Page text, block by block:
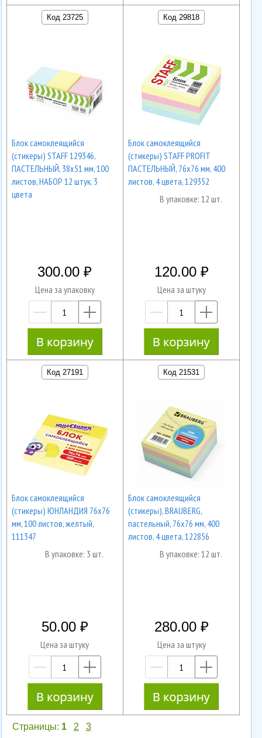
Код 23725
Блок самоклеящийся
(стикеры) STAFF 129346,
ПАСТЕЛЬНЫЙ, 38х51 мм, 100
листов, НАБОР 12 штук, 3
цвета
300.00
Цена за упаковку
—
Код 29818
Блок самоклеящийся
(стикеры) STAFF PROFIT
ПАСТЕЛЬНЫЙ, 76х76 мм, 400
листов, 4 цвета, 129352
В упаковке: 12 шт.
120.00
Цена за штуку
—
Код 27191
Блок самоклеящийся
(стикеры) ЮНЛАНДИЯ 76х76
мм, 100 листов, желтый,
111347
В упаковке: 3 шт.
50.00
Цена за штуку
—
Код 21531
Блок самоклеящийся
(стикеры), BRAUBERG,
пастельный, 76х76 мм, 400
листов, 4 цвета, 122856
В упаковке: 12 шт.
280.00
Цена за штуку
—
Страницы: 1 2 3